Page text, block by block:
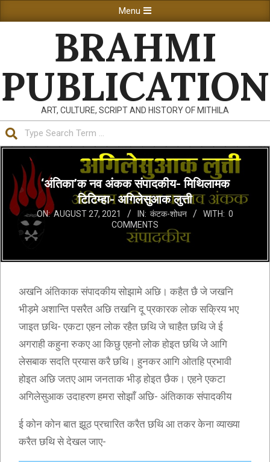
to
Navigation
Menu
BRAHMI
PUBLICATION
ART, CULTURE, SCRIPT AND HISTORY OF MITHILA
‘अंतिका’क नव अंकक संपादकीय- मिथिलामक
टिटिम्हा- अगिलेसुआक लुत्ती
ON: AUGUST 27, 2021 IN: कंटक-शोधन WITH: 0
COMMENTS
अखनि अंतिकाक संपादकीय सोझामे अछि। कहैत छै जे जखनि
भीड़मे अशान्ति पसरैत अछि तखनि दू प्रकारक लोक सक्रिय भए
जाइत छथि- एकटा एहन लोक रहैत छथि जे चाहैत छथि जे ई
अगराही कहुना रुकए आ किछु एहनो लोक होइत छथि जे आगि
लेसबाक सदति प्रयास करै छथि। हुनकर आगि ओतहि प्रभावी
होइत अछि जतए आम जनताक भीड़ होइत छैक। एहने एकटा
अगिलेसुआक उदाहरण हमरा सोझाँ अछि- अंतिकाक संपादकीय
ई कोन कोन बात झूठ प्रचारित करैत छथि आ तकर केना व्याख्या
करैत छथि से देखल जाए-